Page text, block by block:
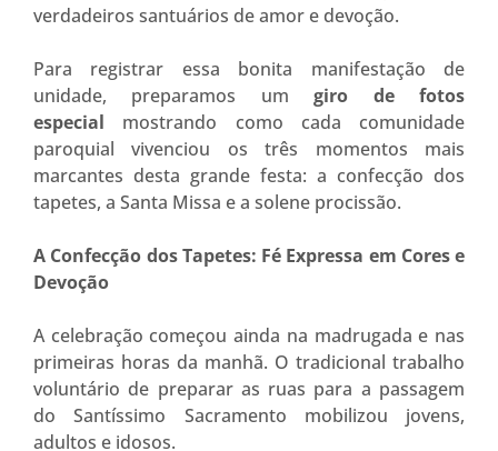
verdadeiros santuários de amor e devoção.
Para registrar essa bonita manifestação de
unidade, preparamos umgiro de fotos
especial mostrando como cada comunidade
paroquial vivenciou os três momentos mais
marcantes desta grande festa: a confecção dos
tapetes, a Santa Missa e a solene procissão.
A Confecção dos Tapetes: Fé Expressa em Cores e
Devoção
A celebração começou ainda na madrugada e nas
primeiras horas da manhã. O tradicional trabalho
voluntário de preparar as ruas para a passagem
do Santíssimo Sacramento mobilizou jovens,
adultos e idosos.